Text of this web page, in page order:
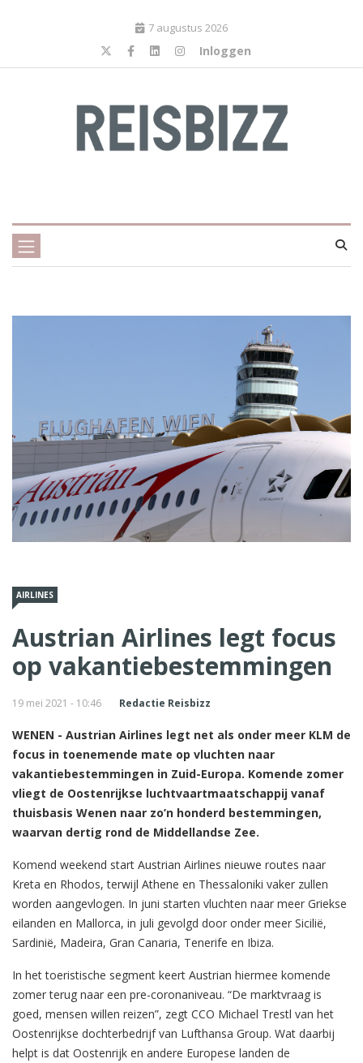
7 augustus 2026
Inloggen
AIRLINES
Austrian Airlines legt focus
op vakantiebestemmingen
19 mei 2021 - 10:46 Redactie Reisbizz
WENEN - Austrian Airlines legt net als onder meer KLM de
focus in toenemende mate op vluchten naar
vakantiebestemmingen in Zuid-Europa. Komende zomer
vliegt de Oostenrijkse luchtvaartmaatschappij vanaf
thuisbasis Wenen naar zo’n honderd bestemmingen,
waarvan dertig rond de Middellandse Zee.
Komend weekend start Austrian Airlines nieuwe routes naar
Kreta en Rhodos, terwijl Athene en Thessaloniki vaker zullen
worden aangevlogen. In juni starten vluchten naar meer Griekse
eilanden en Mallorca, in juli gevolgd door onder meer Sicilië,
Sardinië, Madeira, Gran Canaria, Tenerife en Ibiza.
In het toeristische segment keert Austrian hiermee komende
zomer terug naar een pre-coronaniveau. “De marktvraag is
goed, mensen willen reizen”, zegt CCO Michael Trestl van het
Oostenrijkse dochterbedrijf van Lufthansa Group. Wat daarbij
helpt is dat Oostenrijk en andere Europese landen de